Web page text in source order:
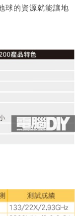
球的資源就能讓地